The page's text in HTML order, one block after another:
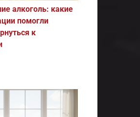
алкоголь: какие
помогли
к